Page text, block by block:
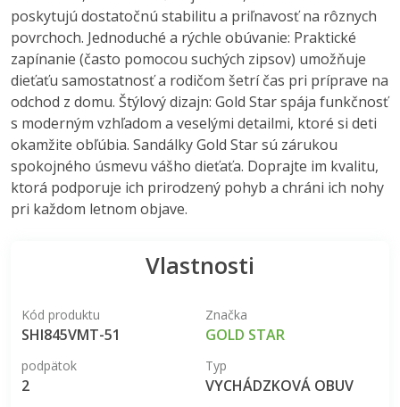
poskytujú dostatočnú stabilitu a priľnavosť na rôznych
povrchoch. Jednoduché a rýchle obúvanie: Praktické
zapínanie (často pomocou suchých zipsov) umožňuje
dieťaťu samostatnosť a rodičom šetrí čas pri príprave na
odchod z domu. Štýlový dizajn: Gold Star spája funkčnosť
s moderným vzhľadom a veselými detailmi, ktoré si deti
okamžite obľúbia. Sandálky Gold Star sú zárukou
spokojného úsmevu vášho dieťaťa. Doprajte im kvalitu,
ktorá podporuje ich prirodzený pohyb a chráni ich nohy
pri každom letnom objave.
Vlastnosti
Kód produktu
SHI845VMT-51
Značka
GOLD STAR
podpätok
2
Typ
VYCHÁDZKOVÁ OBUV